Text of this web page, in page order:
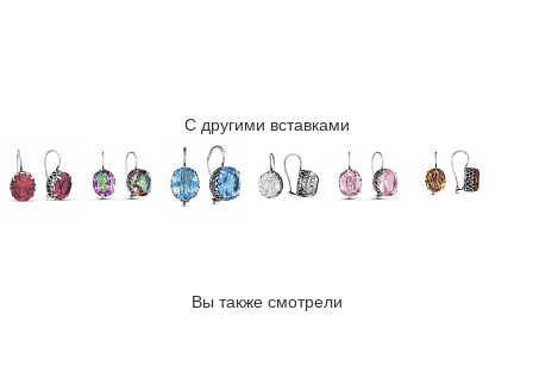
С другими вставками
Вы также смотрели